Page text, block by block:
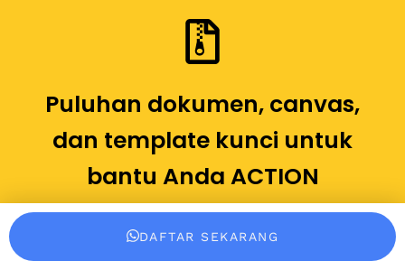
Puluhan dokumen, canvas,
dan template kunci untuk
bantu Anda ACTION
berbisnis dengan rapi
sejak awal
DAFTAR SEKARANG